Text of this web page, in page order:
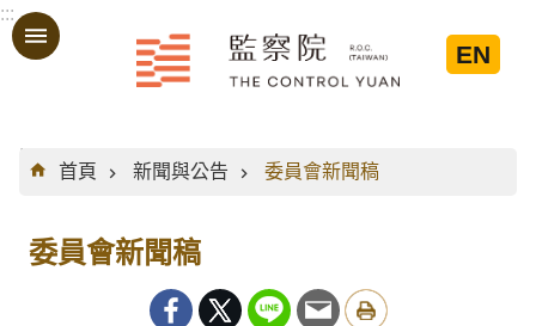
跳到主要內容區塊
:::
EN
:::
首頁
新聞與公告 委員會新聞稿
委員會新聞稿